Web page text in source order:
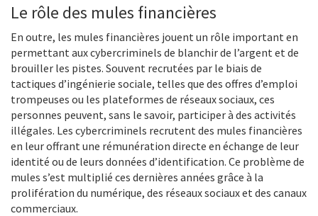
Le rôle des mules financières
En outre, les mules financières jouent un rôle important en
permettant aux cybercriminels de blanchir de l’argent et de
brouiller les pistes. Souvent recrutées par le biais de
tactiques d’ingénierie sociale, telles que des offres d’emploi
trompeuses ou les plateformes de réseaux sociaux, ces
personnes peuvent, sans le savoir, participer à des activités
illégales. Les cybercriminels recrutent des mules financières
en leur offrant une rémunération directe en échange de leur
identité ou de leurs données d’identification. Ce problème de
mules s’est multiplié ces dernières années grâce à la
prolifération du numérique, des réseaux sociaux et des canaux
commerciaux.